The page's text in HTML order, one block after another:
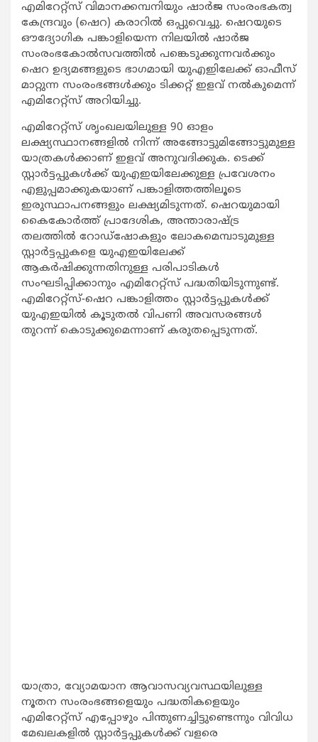
എമിറേറ്റ്‌സ് വിമാനക്കമ്പനിയും ഷാര്‍ജ സംരംഭകത്വ
കേന്ദ്രവും (ഷെറ) കരാറില്‍ ഒപ്പുവെച്ചു. ഷെറയുടെ
ഔദ്യോഗിക പങ്കാളിയെന്ന നിലയില്‍ ഷാര്‍ജ
സംരംഭകോല്‍സവത്തില്‍ പങ്കെടുക്കുന്നവര്‍ക്കും
ഷെറ ഉദ്യമങ്ങളുടെ ഭാഗമായി യുഎഇിലേക്ക് ഓഫീസ്
മാറ്റുന്ന സംരംഭങ്ങള്‍ക്കും ടിക്കറ്റ് ഇളവ് നല്‍കുമെന്ന്
എമിറേറ്റ്‌സ് അറിയിച്ചു.
എമിറേറ്റ്‌സ് ശൃംഖലയിലുള്ള 90 ഓളം
ലക്ഷ്യസ്ഥാനങ്ങളില്‍ നിന്ന് അങ്ങോട്ടുമിങ്ങോട്ടുമുള്ള
യാത്രകള്‍ക്കാണ് ഇളവ് അനുവദിക്കുക. ടെക്ക്
സ്റ്റാര്‍ട്ടപ്പുകള്‍ക്ക് യുഎഇയിലേക്കുള്ള പ്രവേശനം
എളുപ്പമാക്കുകയാണ് പങ്കാളിത്തത്തിലൂടെ
ഇരുസ്ഥാപനങ്ങളും ലക്ഷ്യമിടുന്നത്. ഷെറയുമായി
കൈകോര്‍ത്ത് പ്രാദേശിക, അന്താരാഷ്ട്ര
തലത്തില്‍ റോഡ്‌ഷോകളും ലോകമെമ്പാടുമുള്ള
സ്റ്റാര്‍ട്ടപ്പുകളെ യുഎഇയിലേക്ക്
ആകര്‍ഷിക്കുന്നതിനുള്ള പരിപാടികള്‍
സംഘടിപ്പിക്കാനും എമിറേറ്റ്‌സ് പദ്ധതിയിടുന്നുണ്ട്.
എമിറേറ്റ്‌സ്-ഷെറ പങ്കാളിത്തം സ്റ്റാര്‍ട്ടപ്പുകള്‍ക്ക്
യുഎഇയില്‍ കൂടുതല്‍ വിപണി അവസരങ്ങള്‍
തുറന്ന് കൊടുക്കുമെന്നാണ് കരുതപ്പെടുന്നത്.
യാത്രാ, വ്യോമയാന ആവാസവ്യവസ്ഥയിലുള്ള
നൂതന സംരംഭങ്ങളെയും പദ്ധതികളെയും
എമിറേറ്റ്‌സ് എപ്പോഴും പിന്തുണച്ചിട്ടുണ്ടെന്നും വിവിധ
മേഖലകളില്‍ സ്റ്റാര്‍ട്ടപ്പുകള്‍ക്ക് വളരെ